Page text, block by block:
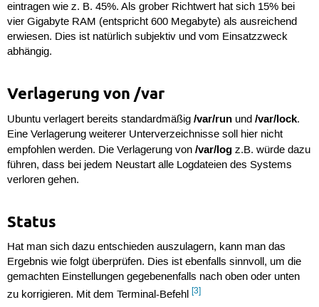
eintragen wie z. B. 45%. Als grober Richtwert hat sich 15% bei
vier Gigabyte RAM (entspricht 600 Megabyte) als ausreichend
erwiesen. Dies ist natürlich subjektiv und vom Einsatzzweck
abhängig.
Verlagerung von /var
Ubuntu verlagert bereits standardmäßig /var/runund /var/lock.
Eine Verlagerung weiterer Unterverzeichnisse soll hier nicht
empfohlen werden. Die Verlagerung von /var/logz.B. würde dazu
führen, dass bei jedem Neustart alle Logdateien des Systems
verloren gehen.
Status
Hat man sich dazu entschieden auszulagern, kann man das
Ergebnis wie folgt überprüfen. Dies ist ebenfalls sinnvoll, um die
gemachten Einstellungen gegebenenfalls nach oben oder unten
zu korrigieren. Mit dem Terminal-Befehl [3]